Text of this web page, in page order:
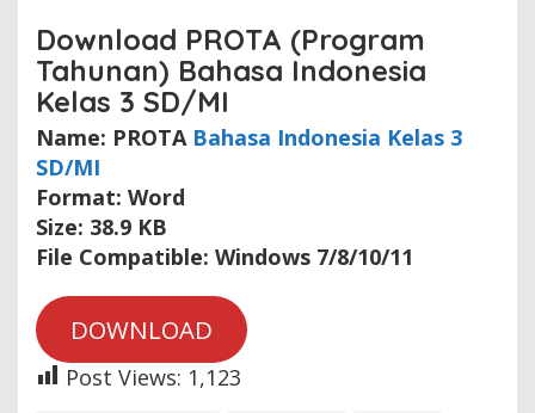
Download PROTA (Program
Tahunan) Bahasa Indonesia
Kelas 3 SD/MI
Name: PROTA Bahasa Indonesia Kelas 3
SD/MI
Format: Word
Size: 38.9 KB
File Compatible: Windows 7/8/10/11
DOWNLOAD
Post Views: 1,123